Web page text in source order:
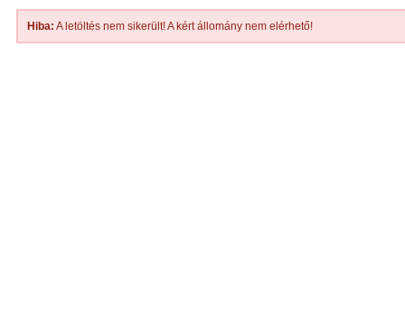
Hiba: A letöltés nem sikerült! A kért állomány nem elérhető!